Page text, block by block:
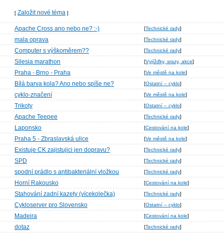
[ Založit nové téma ]
Apache Cross ano nebo ne? :-) [Technické rady]
mala oprava [Technické rady]
Computer s výškoměrem?? [Technické rady]
Silesia marathon [Vyjížďky, srazy, akce]
Praha - Brno - Praha [Ve městě na kole]
Bílá barva kola? Ano nebo spíše ne? [Ostatní – cyklo]
cyklo-značení [Ve městě na kole]
Trikoty [Ostatní – cyklo]
Apache Teepee [Technické rady]
Laponsko [Cestování na kole]
Praha 5 - Zbraslavská ulice [Ve městě na kole]
Existuje CK zajistujici jen dopravu? [Technické rady]
SPD [Technické rady]
spodní prádlo s antibakteriální vložkou [Technické rady]
Horní Rakousko [Cestování na kole]
Stahování zadní kazety (vícekolečka) [Technické rady]
Cykloserver pro Slovensko [Ostatní – cyklo]
Madeira [Cestování na kole]
dotaz [Technické rady]